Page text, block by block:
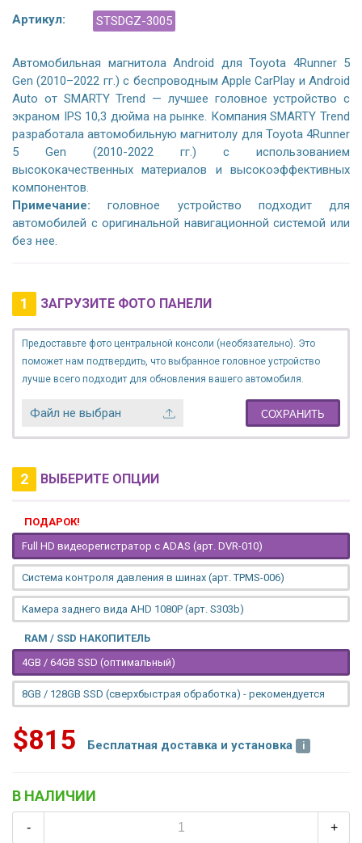
Артикул: STSDGZ-3005
Автомобильная магнитола Android для Toyota 4Runner 5
Gen (2010–2022 гг.) с беспроводным Apple CarPlay и Android
Auto от SMARTY Trend — лучшее головное устройство с
экраном IPS 10,3 дюйма на рынке. Компания SMARTY Trend
разработала автомобильную магнитолу для Toyota 4Runner
5 Gen (2010-2022 гг.) с использованием
высококачественных материалов и высокоэффективных
компонентов.
Примечание: головное устройство подходит для
автомобилей с оригинальной навигационной системой или
без нее.
1 ЗАГРУЗИТЕ ФОТО ПАНЕЛИ
Предоставьте фото центральной консоли (необязательно). Это
поможет нам подтвердить, что выбранное головное устройство
лучше всего подходит для обновления вашего автомобиля.
Файл не выбран СОХРАНИТЬ
2 ВЫБЕРИТЕ ОПЦИИ
ПОДАРОК!
Full HD видеорегистратор с ADAS (арт. DVR-010)
Система контроля давления в шинах (арт. TPMS-006)
Камера заднего вида AHD 1080P (арт. S303b)
RAM / SSD НАКОПИТЕЛЬ
4GB / 64GB SSD (оптимальный)
8GB / 128GB SSD (сверхбыстрая обработка) - рекомендуется
$815 Бесплатная доставка и установка
В НАЛИЧИИ
- +